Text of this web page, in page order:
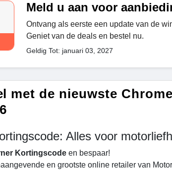
Meld u aan voor
Ontvang als eerste een update van de
Geniet van de deals en bestel nu.
Geldig Tot: januari 03, 2027
met de nieuwste
Alles voor
Kortingscode en bespaar!
en grootste online retailer van